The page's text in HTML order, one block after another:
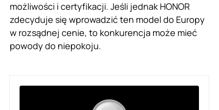
możliwości i certyfikacji. Jeśli jednak HONOR
zdecyduje się wprowadzić ten model do Europy
w rozsądnej cenie, to konkurencja może mieć
powody do niepokoju.